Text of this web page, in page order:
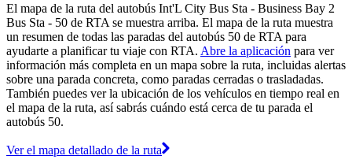
El mapa de la ruta del autobús Int'L City Bus Sta - Business Bay 2
Bus Sta - 50 de RTA se muestra arriba. El mapa de la ruta muestra
un resumen de todas las paradas del autobús 50 de RTA para
ayudarte a planificar tu viaje con RTA. Abre la aplicación para ver
información más completa en un mapa sobre la ruta, incluidas alertas
sobre una parada concreta, como paradas cerradas o trasladadas.
También puedes ver la ubicación de los vehículos en tiempo real en
el mapa de la ruta, así sabrás cuándo está cerca de tu parada el
autobús 50.
Ver el mapa detallado de la ruta